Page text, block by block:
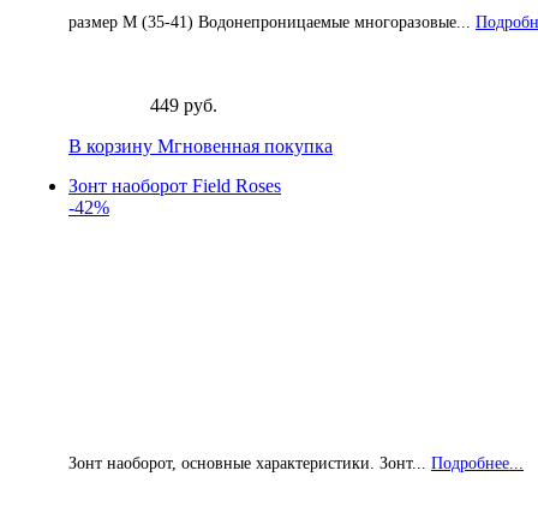
размер M (35-41) Водонепроницаемые многоразовые...
449 руб.
В корзину Мгновенная покупка
Зонт наоборот Field Roses
-42%
Зонт наоборот, основные характеристики. Зонт... Подробнее...